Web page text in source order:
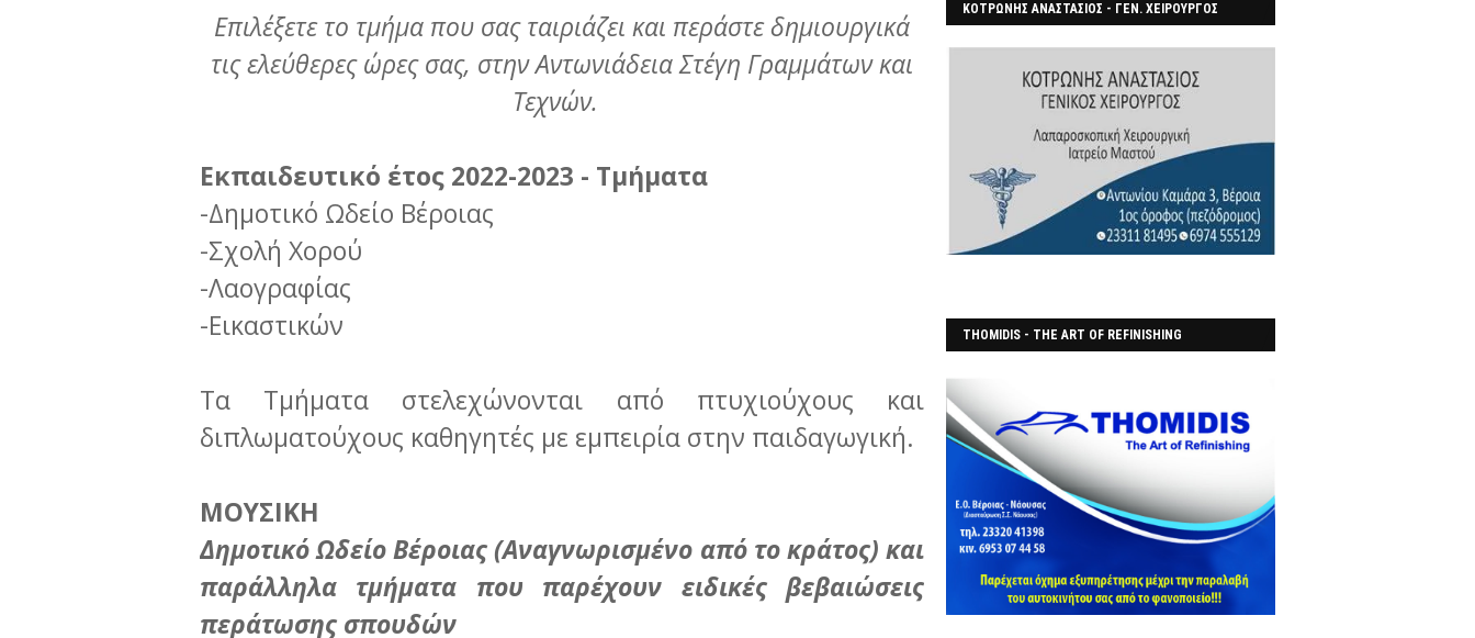
Επιλέξετε το τμήμα που σας ταιριάζει και περάστε δημιουργικά
τις ελεύθερες ώρες σας, στην Αντωνιάδεια Στέγη Γραμμάτων και
Τεχνών.
Εκπαιδευτικό έτος 2022-2023 - Τμήματα
-Δημοτικό Ωδείο Βέροιας
-Σχολή Χορού
-Λαογραφίας
-Εικαστικών
Τα Τμήματα στελεχώνονται από πτυχιούχους και
διπλωματούχους καθηγητές με εμπειρία στην παιδαγωγική.
ΜΟΥΣΙΚΗ
Δημοτικό Ωδείο Βέροιας (Αναγνωρισμένο από το κράτος) και
παράλληλα τμήματα που παρέχουν ειδικές βεβαιώσεις
περάτωσης σπουδών
ΚΟΤΡΩΝΗΣ ΑΝΑΣΤΑΣΙΟΣ - ΓΕΝ. ΧΕΙΡΟΥΡΓΟΣ
THOMIDIS - THE ART OF REFINISHING